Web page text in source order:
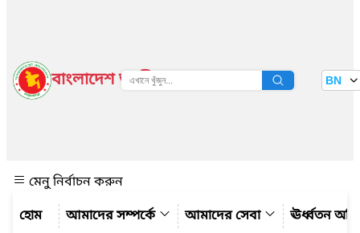
বাংলাদেশ জাতীয় তথ্য বাতায়ন BN
মেনু নির্বাচন করুন
আমাদের সম্পর্কে
আমাদের সেবা ঊর্ধ্বতন